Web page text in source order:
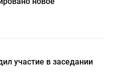
участие в заседании